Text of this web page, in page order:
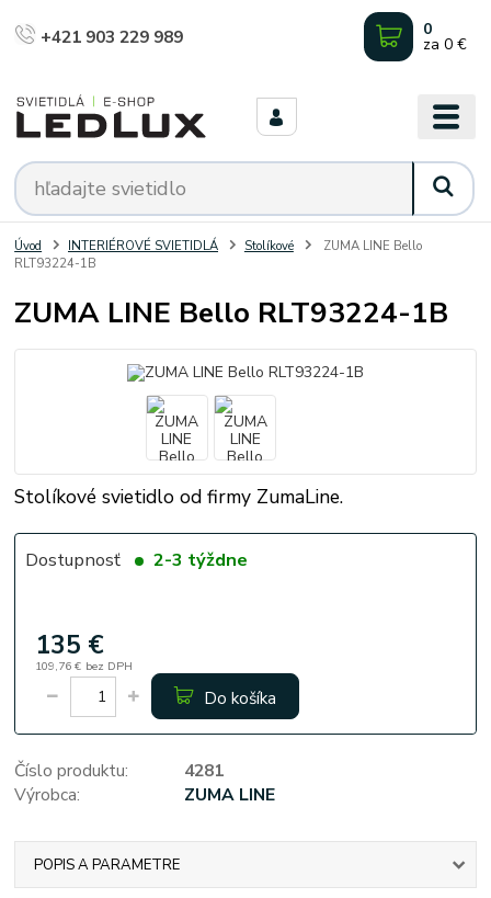
+421 903 229 989 0
za 0 €
Úvod INTERIÉROVÉ SVIETIDLÁ Stolíkové
ZUMA LINE Bello
RLT93224-1B
ZUMA LINE Bello RLT93224-1B
Stolíkové svietidlo od firmy ZumaLine.
Dostupnosť 2-3 týždne
135 €
109,76 € bez DPH
Do košíka
Číslo produktu:
4281
Výrobca:
ZUMA LINE
POPIS A PARAMETRE